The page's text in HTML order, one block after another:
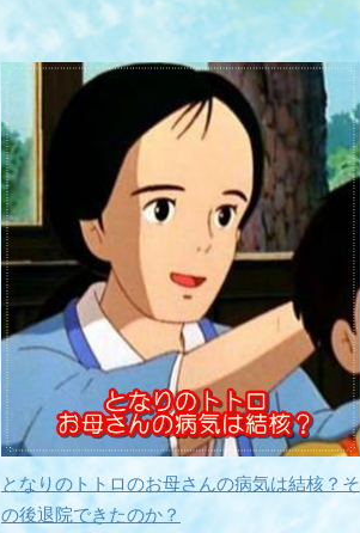
となりのトトロのお母さんの病気は結核？そ
の後退院できたのか？